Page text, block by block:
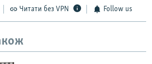
Читати без VPN Follow us